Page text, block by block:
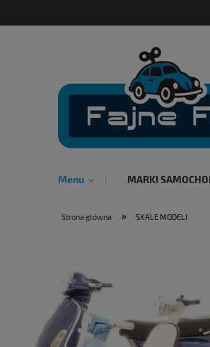
Menu MARKI
Strona główna » SKALE MODELI